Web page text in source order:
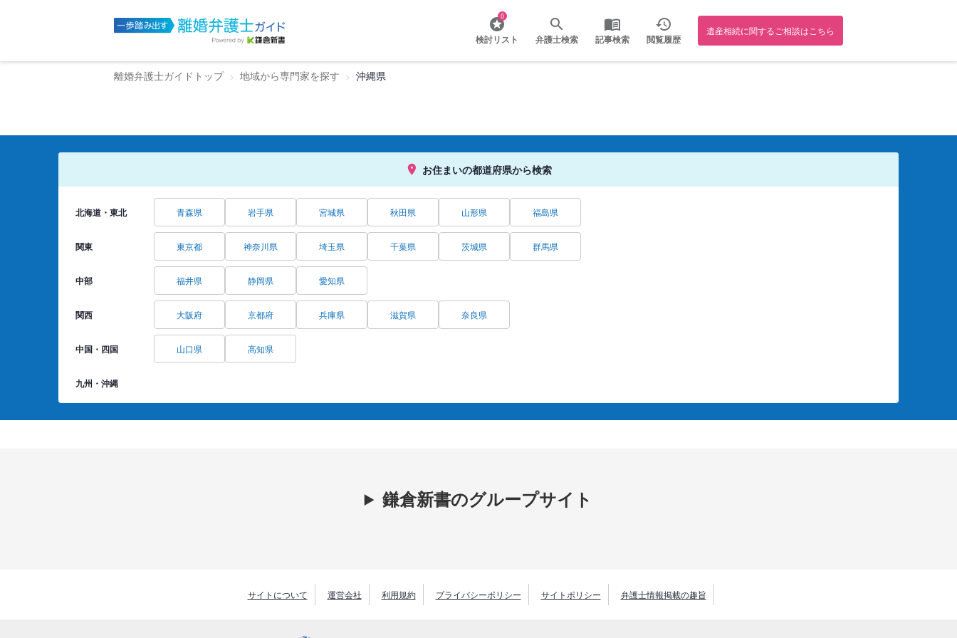
0
検討リスト 弁護士検索 記事検索 閲覧履歴
遺産相続に関するご相談はこちら
離婚弁護士ガイドトップ 地域から専門家を探す 沖縄県
お住まいの都道府県から検索
北海道・東北 青森県 岩手県 宮城県 秋田県 山形県 福島県
関東 東京都 神奈川県 埼玉県 千葉県 茨城県 群馬県
中部 福井県 静岡県 愛知県
関西 大阪府 京都府 兵庫県 滋賀県 奈良県
中国・四国 山口県 高知県
九州・沖縄
鎌倉新書のグループサイト
サイトについて 運営会社 利用規約 プライバシーポリシー サイトポリシー 弁護士情報掲載の趣旨